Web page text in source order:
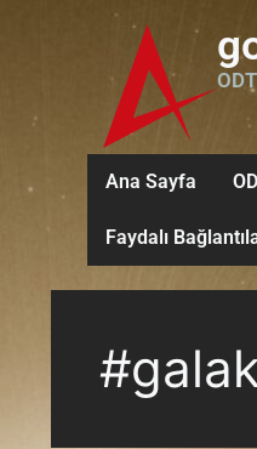
Ana Sayfa
Faydalı